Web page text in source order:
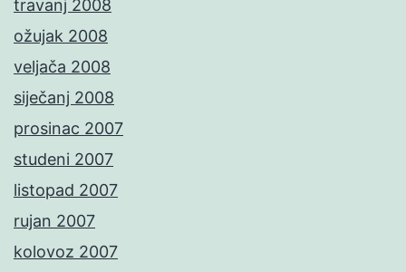
travanj 2008
ožujak 2008
veljača 2008
siječanj 2008
prosinac 2007
studeni 2007
listopad 2007
rujan 2007
kolovoz 2007